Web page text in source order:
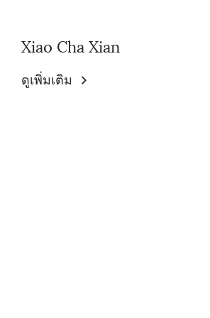
Xiao Cha Xian
ดูเพิ่มเติม